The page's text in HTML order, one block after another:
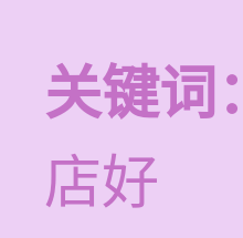
关键词：
店好